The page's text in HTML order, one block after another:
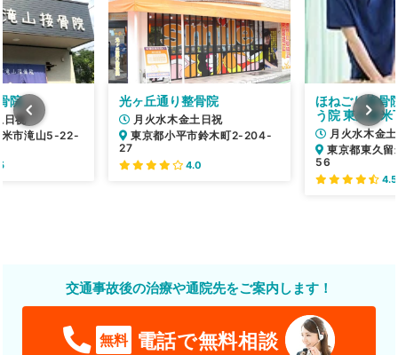
光ヶ丘通り整骨院
月火水木金土日祝
東京都小平市鈴木町2-204-
27
4.0
ほねごり接骨
う院 東久留米
月火水木金
東京都東久
56
4.5
院
祝
米市滝山5-22-
交通事故後の治療や通院先をご案内します！
無料 電話で無料相談